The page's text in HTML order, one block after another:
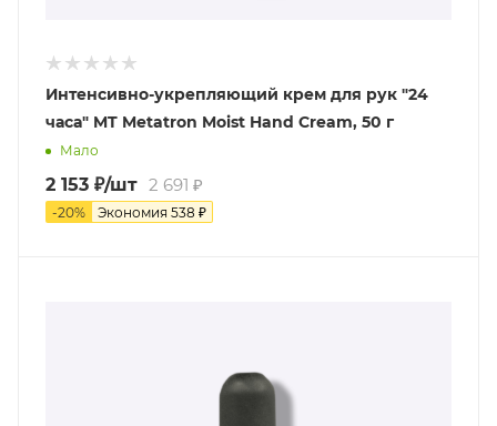
Интенсивно-укрепляющий крем для рук "24
часа" MT Metatron Moist Hand Cream, 50 г
Мало
2 153 ₽/шт 2 691 ₽
-20% Экономия 538 ₽